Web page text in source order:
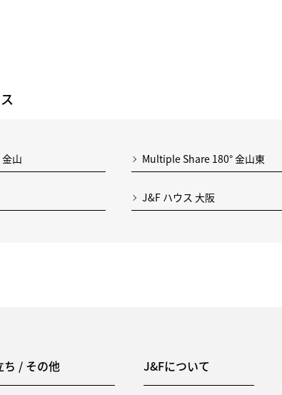
山 Multiple Share 180° 金山東
J&F ハウス 大阪
ち / その他 J&Fについて